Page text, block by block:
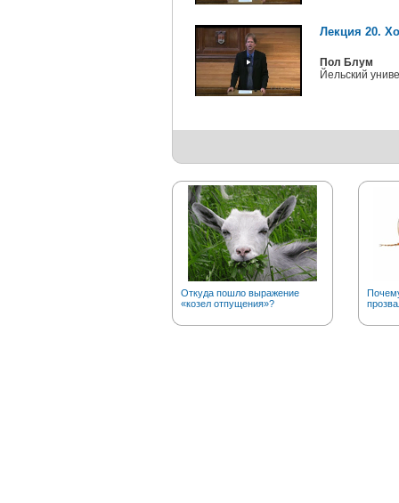
Лекция 20.
Пол Блум
Йельский
Откуда пошло выражение
«козел отпущения»?